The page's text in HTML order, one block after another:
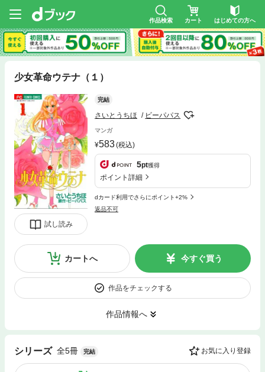
作品検索 カート はじめての方へ
少女革命ウテナ（１）
試し読み
完結
さいとうちほ ビーパパス
マンガ
583(税込)
5pt獲得
ポイント詳細
dカード利用でさらにポイント+2%
返品不可
カートへ 今すぐ買う
作品をチェックする
作品情報へ
シリーズ 全5冊 完結 お気に入り登録